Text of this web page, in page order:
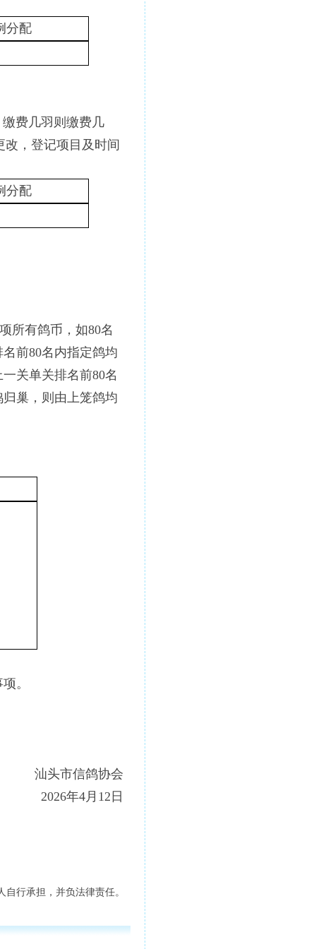
分配
费几羽则缴费几
，登记项目及时间
分配
所有鸽币，如80名
前80名内指定鸽均
关单关排名前80名
巢，则由上笼鸽均
。
汕头市信鸽协会
2026年4月12日
行承担，并负法律责任。